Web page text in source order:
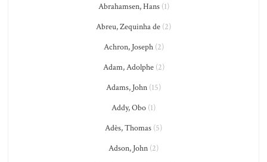
Abrahamsen, Hans(1)
Abreu, Zequinha de (2)
Achron, Joseph(2)
Adam, Adolphe(2)
Adams, John (15)
Addy, Obo (1)
Adès, Thomas (5)
Adson, John (2)